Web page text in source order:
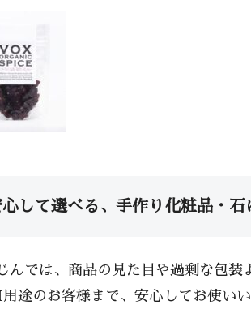
して選べる、手作り化粧品・石
んでは、商品の見た目や過剰な包
途のお客様まで、安心してお使い